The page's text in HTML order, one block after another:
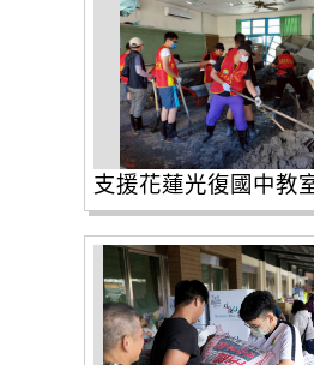
支援花蓮光復國中教